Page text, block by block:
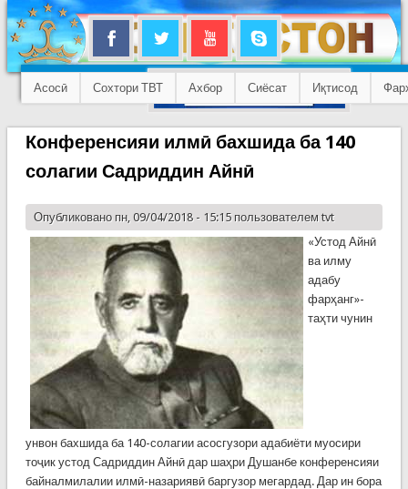
Асосӣ Сохтори ТВТ Ахбор Сиёсат Иқтисод
Конференсияи илмӣ бахшида ба 140
солагии Садриддин Айнӣ
Опубликовано пн, 09/04/2018 - 15:15 пользователем tvt
«Устод Айнӣ
ва илму
адабу
фарҳанг»-
таҳти чунин
унвон бахшида ба 140-солагии асосгузори адабиёти муосири
тоҷик устод Садриддин Айнӣ дар шаҳри Душанбе конференсияи
байналмилалии илмӣ-назариявӣ баргузор мегардад. Дар ин бора